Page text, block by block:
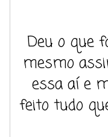
Deu o que
mesmo
essa aí e
feito tudo